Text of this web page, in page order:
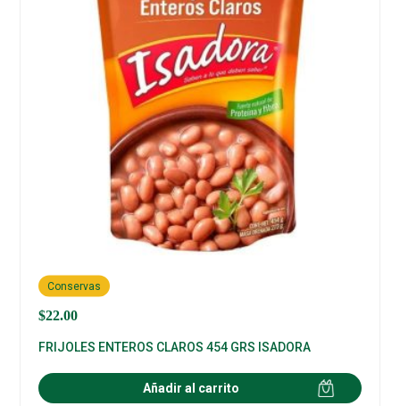
$22.00
Conservas
FRIJOLES ENTEROS CLAROS 454 GRS ISADORA
Añadir al carrito